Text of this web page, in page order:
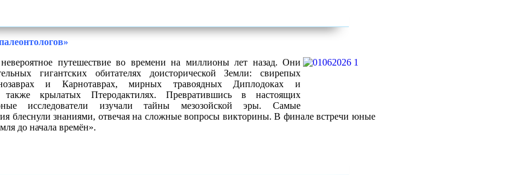
путешествие во времени на миллионы лет назад. Они
гигантских обитателях доисторической Земли: свирепых
и Карнотаврах, мирных травоядных Диплодоках и
также крылатых Птеродактилях. Превратившись в настоящих
исследователи изучали тайны мезозойской эры. Самые
блеснули знаниями, отвечая на сложные вопросы викторины. В финале встречи юные
до начала времён».